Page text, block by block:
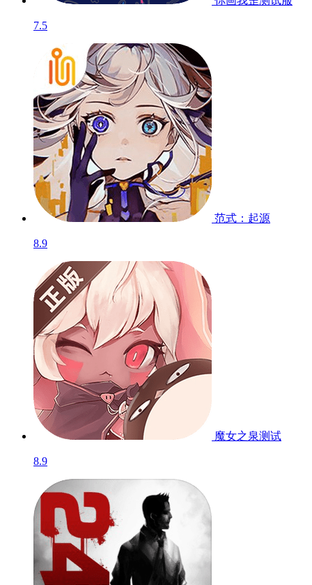
7.5
范式：起源
8.9
魔女之泉测试
8.9